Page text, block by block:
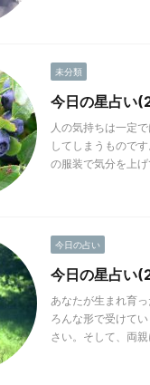
未分類
今日の星占い
人の気持ちは一定
してしまうもので
の服装で気分を上
今日の占い
今日の星占い
あなたが生まれ育
ろんな形で受けて
さい。そして、両